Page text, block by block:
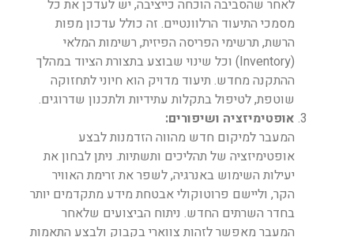
לאחר שהסביבה הוכחה כייציבה, יש לעדכן את כל
מסמכי התיעוד הרלוונטיים. זה כולל עדכון מפות
הרשת, תרשימי הפריסה הפיזית, רשימות המלאי
(Inventory) וכל שינוי שבוצע בתצורת הציוד במהלך
ההתקנה מחדש. תיעוד מדויק הוא חיוני לתחזוקה
שוטפת, לטיפול בתקלות עתידיות ולתכנון שדרוגים.
אופטימיזציה ושיפורים:
המעבר למיקום חדש מהווה הזדמנות לבצע
אופטימיזציה של תהליכים ותשתיות. ניתן לבחון את
יעילות השימוש באנרגיה, לשפר את זרימת האוויר
הקר, וליישם פרוטוקולי אבטחת מידע מתקדמים יותר
בחדר השרתים החדש. ניתוח הביצועים שלאחר
המעבר מאפשר לזהות צווארי בקבוק ולבצע התאמות